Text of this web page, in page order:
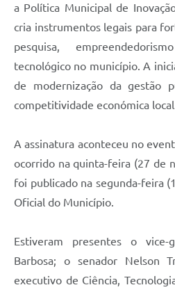
a Política Municipal de
cria instrumentos legais para
pesquisa,
tecnológico no município. A
de modernização da gestão
competitividade económica local.
A assinatura aconteceu no
ocorrido na quinta-feira (27 de
foi publicado na segunda-feira
Oficial do Município.
Estiveram presentes o vice-
Barbosa; o senador Nelson
executivo de Ciência,